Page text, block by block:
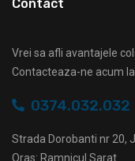
Contact
Vrei sa afli avantajele
Contacteaza-ne acum la
0374.032.032
Strada Dorobanti nr 20,
Oras: Ramnicul Sarat